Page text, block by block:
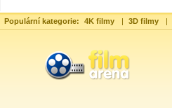
Populární kategorie: 4K filmy | 3D filmy |